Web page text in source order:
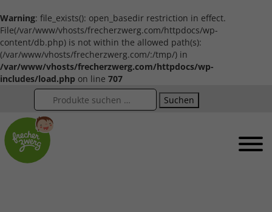
Warning: file_exists(): open_basedir restriction in effect.
File(/var/www/vhosts/frecherzwerg.com/httpdocs/wp-
content/db.php) is not within the allowed path(s):
(/var/www/vhosts/frecherzwerg.com/:/tmp/) in
/var/www/vhosts/frecherzwerg.com/httpdocs/wp-
includes/load.php on line 707
Suchen